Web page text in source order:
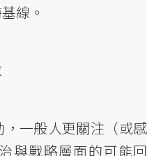
線。
一般人更關注（或感
與戰略層面的可能回